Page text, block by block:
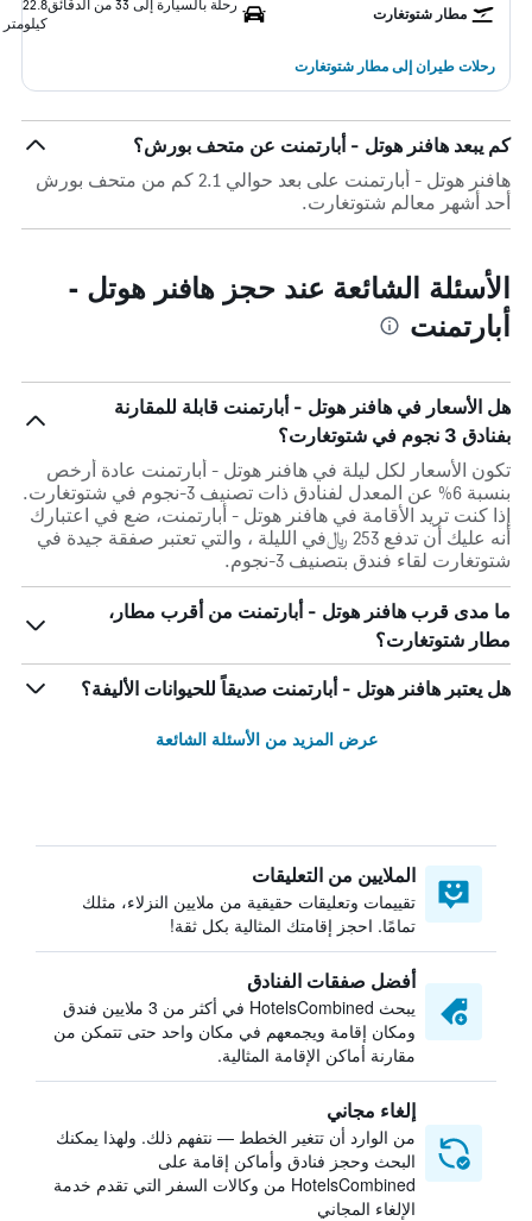
مطار شتوتغارت
رحلة بالسيارة إلى 33 من الدقائق
22.8
كيلومتر
رحلات طيران إلى مطار شتوتغارت
كم يبعد هافنر هوتل - أبارتمنت عن متحف بورش؟
هافنر هوتل - أبارتمنت على بعد حوالي 2.1 كم من متحف بورش
أحد أشهر معالم شتوتغارت.
الأسئلة الشائعة عند حجز هافنر هوتل -
أبارتمنت
هل الأسعار في هافنر هوتل - أبارتمنت قابلة للمقارنة
بفنادق 3 نجوم في شتوتغارت؟
تكون الأسعار لكل ليلة في هافنر هوتل - أبارتمنت عادة أرخص
بنسبة 6% عن المعدل لفنادق ذات تصنيف 3-نجوم في شتوتغارت.
إذا كنت تريد الأقامة في هافنر هوتل - أبارتمنت، ضع في اعتبارك
أنه عليك أن تدفع 253 ﷼في الليلة ، والتي تعتبر صفقة جيدة في
شتوتغارت لقاء فندق بتصنيف 3-نجوم.
ما مدى قرب هافنر هوتل - أبارتمنت من أقرب مطار،
مطار شتوتغارت؟
هل يعتبر هافنر هوتل - أبارتمنت صديقاً للحيوانات الأليفة؟
عرض المزيد من الأسئلة الشائعة
الملايين من التعليقات
تقييمات وتعليقات حقيقية من ملايين النزلاء، مثلك
تمامًا. احجز إقامتك المثالية بكل ثقة!
أفضل صفقات الفنادق
يبحث HotelsCombined في أكثر من 3 ملايين فندق
ومكان إقامة ويجمعهم في مكان واحد حتى تتمكن من
مقارنة أماكن الإقامة المثالية.
إلغاء مجاني
من الوارد أن تتغير الخطط — نتفهم ذلك. ولهذا يمكنك
البحث وحجز فنادق وأماكن إقامة على
HotelsCombined من وكالات السفر التي تقدم خدمة
الإلغاء المجاني